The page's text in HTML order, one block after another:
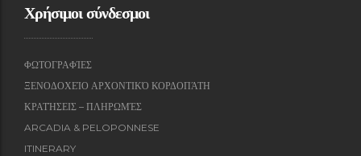
Χρήσιμοι σύνδεσμοι
ΦΩΤΟΓΡΑΦΊΕΣ
ΞΕΝΟΔΟΧΕΊΟ ΑΡΧΟΝΤΙΚΌ ΚΟΡΔΟΠΆΤΗ
ΚΡΑΤΉΣΕΙΣ – ΠΛΗΡΩΜΈΣ
ARCADIA & PELOPONNESE
ITINERARY